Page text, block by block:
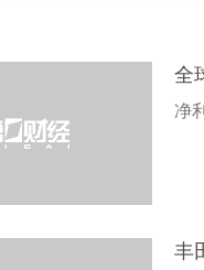
全
净
丰